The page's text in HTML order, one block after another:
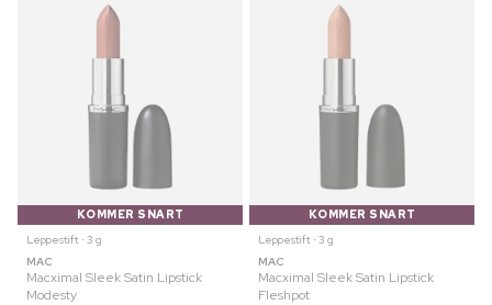
KOMMER SNART
Leppestift ⋅ 3 g
MAC
Macximal Sleek Satin Lipstick
Modesty
KOMMER SNART
Leppestift ⋅ 3 g
MAC
Macximal Sleek Satin Lipstick
Fleshpot